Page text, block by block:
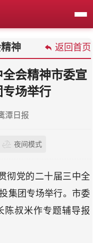
神 返回首页
会精神市委宣
场举行
潭日报
夜间模式
彻党的二十届三中全
集团专场举行。市委
陈叔米作专题辅导报